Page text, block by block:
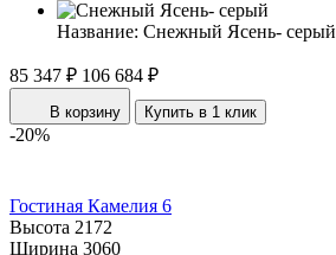
Название: Снежный Ясень- серый
85 347 ₽ 106 684 ₽
В корзину Купить в 1 клик
-20%
Гостиная Камелия 6
Высота 2172
Ширина 3060